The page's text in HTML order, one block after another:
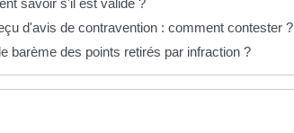
savoir s'il est valide ?
d'avis de contravention : comment contester ?
barème des points retirés par infraction ?